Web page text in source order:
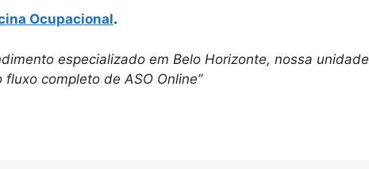
Ocupacional.
especializado em Belo Horizonte, nossa unidade
fluxo completo de ASO Online”